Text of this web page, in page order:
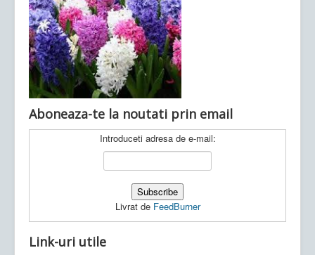
Ultimele articole: Vi, 04.11.2022 -
Județean Mehedinți
Aboneaza-te la noutati prin email
Introduceti adresa de e-mail:
Livrat de FeedBurner
Link-uri utile